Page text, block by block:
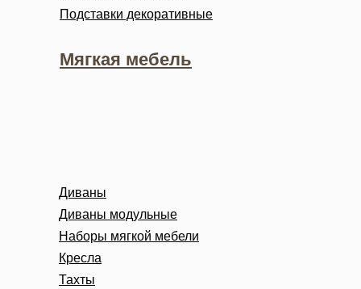
Мягкая мебель
Диваны
Диваны модульные
Наборы мягкой мебели
Кресла
Тахты
Подставки декоративные